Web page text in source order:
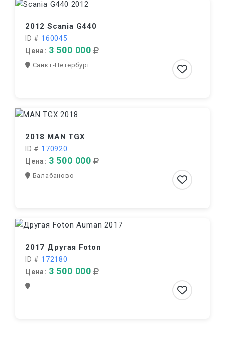
2012 Scania G440
ID # 160045
Цена: 3 500 000
Санкт-Петербург
2018 MAN TGX
ID # 170920
Цена: 3 500 000
Балабаново
2017 Другая Foton
ID # 172180
Цена: 3 500 000